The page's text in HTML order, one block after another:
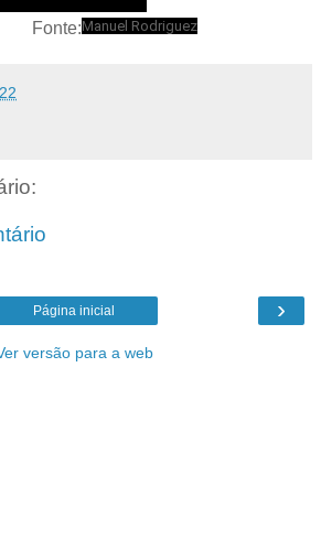
Manuel Rodriguez
›
Página inicial
versão para a web